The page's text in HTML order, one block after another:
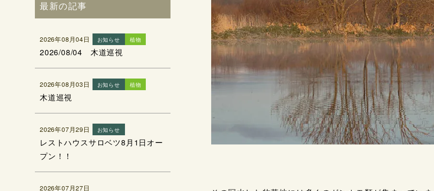
最新の記事
2026年08月04日 お知らせ 植物
2026/08/04 木道巡視
2026年08月03日 お知らせ 植物
木道巡視
2026年07月29日 お知らせ
レストハウスサロベツ8月1日オー
プン！！
2026年07月27日